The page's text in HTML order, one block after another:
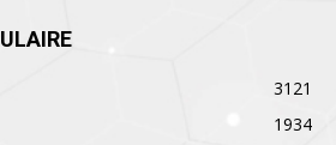
3121
1934